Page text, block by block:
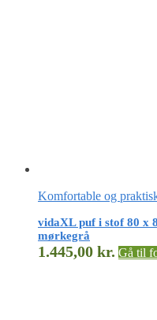
Komfortable og
vidaXL puf i stof 80 x
mørkegrå
1.445,00 kr. Gå til